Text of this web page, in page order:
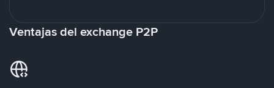
Ventajas del exchange P2P